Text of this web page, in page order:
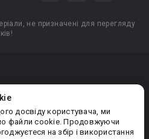
досвіду користувача, ми
файли cookie. Продовжуючи
на збір і використання
не призначені для перегляду
контенту